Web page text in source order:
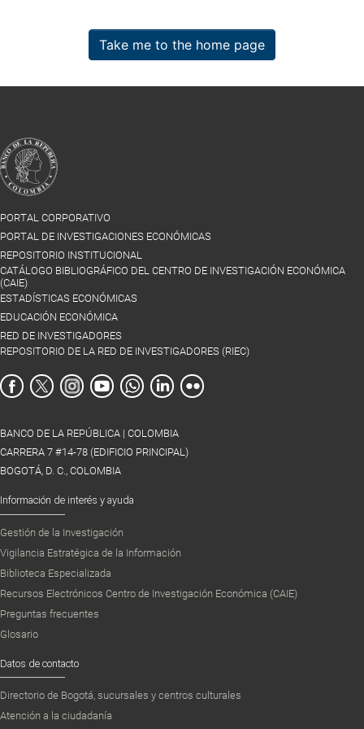
Take me to the home page
PORTAL CORPORATIVO
PORTAL DE INVESTIGACIONES ECONÓMICAS
REPOSITORIO INSTITUCIONAL
CATÁLOGO BIBLIOGRÁFICO DEL CENTRO DE INVESTIGACIÓN ECONÓMICA
(CAIE)
ESTADÍSTICAS ECONÓMICAS
EDUCACIÓN ECONÓMICA
RED DE INVESTIGADORES
REPOSITORIO DE LA RED DE INVESTIGADORES (RIEC)
BANCO DE LA REPÚBLICA | COLOMBIA
CARRERA 7 #14-78 (EDIFICIO PRINCIPAL)
BOGOTÁ, D. C., COLOMBIA
Información de interés y ayuda
Gestión de la Investigación
Vigilancia Estratégica de la Información
Biblioteca Especializada
Recursos Electrónicos Centro de Investigación Económica (CAIE)
Preguntas frecuentes
Glosario
Datos de contacto
Directorio de Bogotá, sucursales y centros culturales
Atención a la ciudadanía